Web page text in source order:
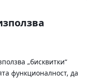
„бисквитки“
функционалност, да